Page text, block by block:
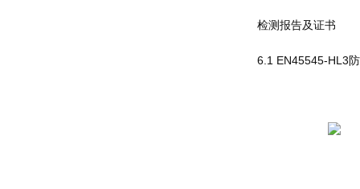
检测报告及证书
6.1 EN45545-HL3